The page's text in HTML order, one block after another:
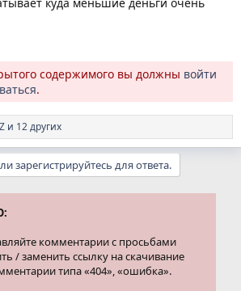
содержимого вы должны войти
.
и 12 других
зарегистрируйтесь для ответа.
комментарии с просьбами
/ заменить ссылку на скачивание
типа «404», «ошибка».